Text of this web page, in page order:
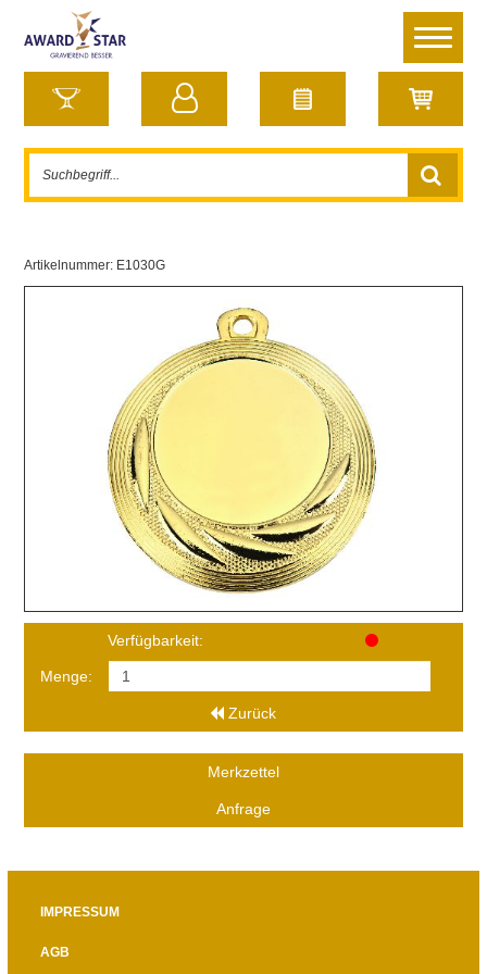
Artikelnummer: E1030G
Verfügbarkeit:
Menge:
Zurück
Merkzettel
Anfrage
IMPRESSUM
AGB